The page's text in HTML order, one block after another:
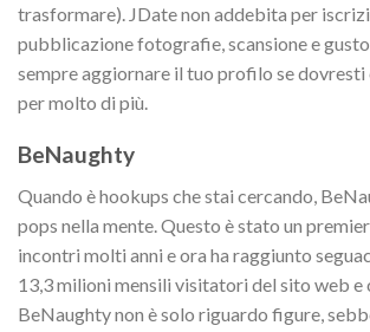
trasformare). JDate non addebita per
pubblicazione fotografie, scansione e
sempre aggiornare il tuo profilo se dovresti
per molto di più.
BeNaughty
Quando è hookups che stai cercando,
pops nella mente. Questo è stato un
incontri molti anni e ora ha raggiunto
13,3 milioni mensili visitatori del sito web e
BeNaughty non è solo riguardo figure,